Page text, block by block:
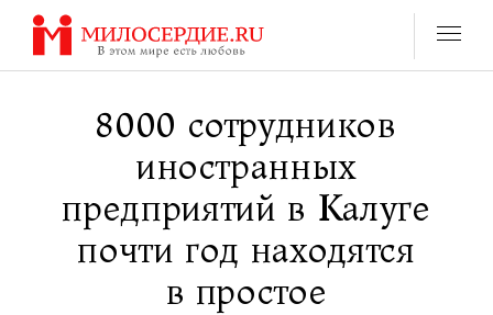
Перейти
содержанию
8000 сотрудников
иностранных
предприятий в Калуге
почти год находятся
в простое